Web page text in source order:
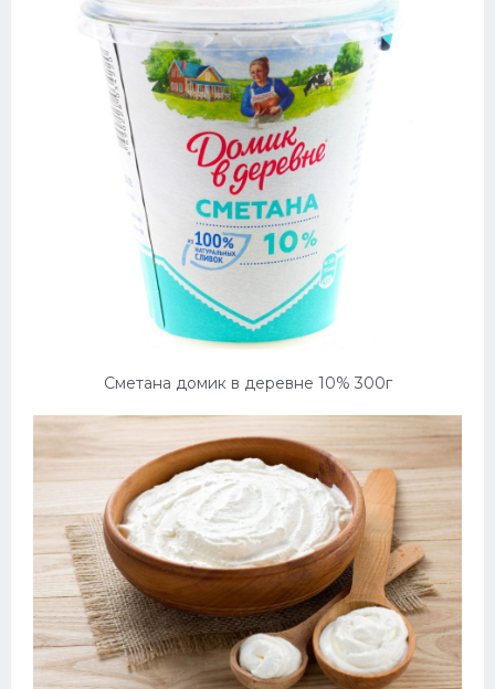
Сметана домик в деревне 10% 300г